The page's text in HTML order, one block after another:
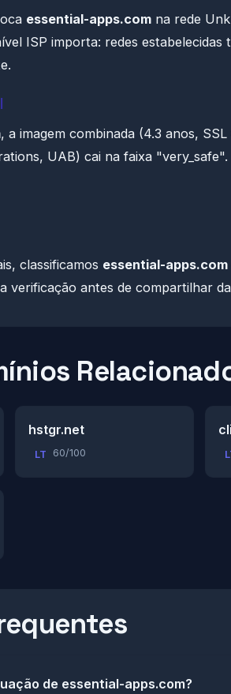
essential-apps.com na rede
ISP importa: redes estabelecidas
, a imagem combinada (4.3 anos,
UAB) cai na faixa
classificamos essential-apps.com
verificação antes de compartilhar
hstgr.net
LT 60/100
de essential-apps.com?